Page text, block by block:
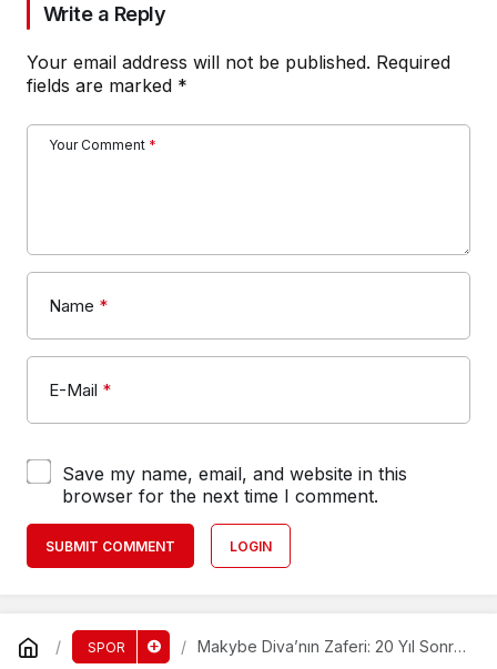
Write a Reply
Your email address will not be published. Required
fields are marked *
Your Comment *
Name *
E-Mail *
Save my name, email, and website in this
browser for the next time I comment.
SUBMIT COMMENT LOGIN
SPOR
Makybe Diva’nın Zaferi: 20 Yıl Sonra